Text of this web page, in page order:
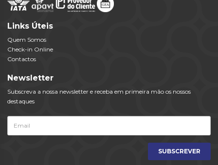
Links Úteis
Quem Somos
Check-in Online
Contactos
Newsletter
Subscreva a nossa newsletter e receba em primeira mão os nossos
destaques